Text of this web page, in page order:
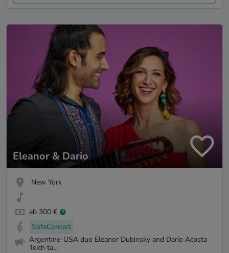
Eleanor & Dario
New York
ab 300 €
SofaConcert
Argentine-USA duo Eleanor Dubinsky and Darío Acosta
Teich ta...